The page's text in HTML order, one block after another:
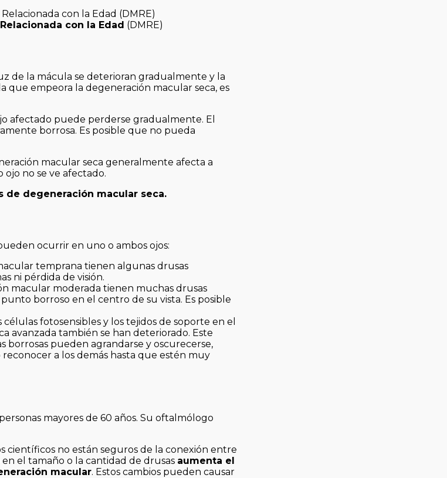
con la Edad (DMRE)
de la mácula se deterioran gradualmente y la
que empeora la degeneración macular seca, es
afectado puede perderse gradualmente. El
borrosa. Es posible que no pueda
macular seca generalmente afecta a
no se ve afectado.
de degeneración macular seca.
ocurrir en uno o ambos ojos:
temprana tienen algunas drusas
ni pérdida de visión.
macular moderada tienen muchas drusas
borroso en el centro de su vista. Es posible
células fotosensibles y los tejidos de soporte en el
avanzada también se han deteriorado. Este
borrosas pueden agrandarse y oscurecerse,
a los demás hasta que estén muy
mayores de 60 años. Su oftalmólogo
científicos no están seguros de la conexión entre
el tamaño o la cantidad de drusas aumenta el
macular. Estos cambios pueden causar